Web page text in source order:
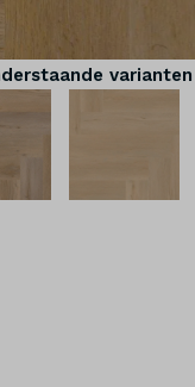
varianten